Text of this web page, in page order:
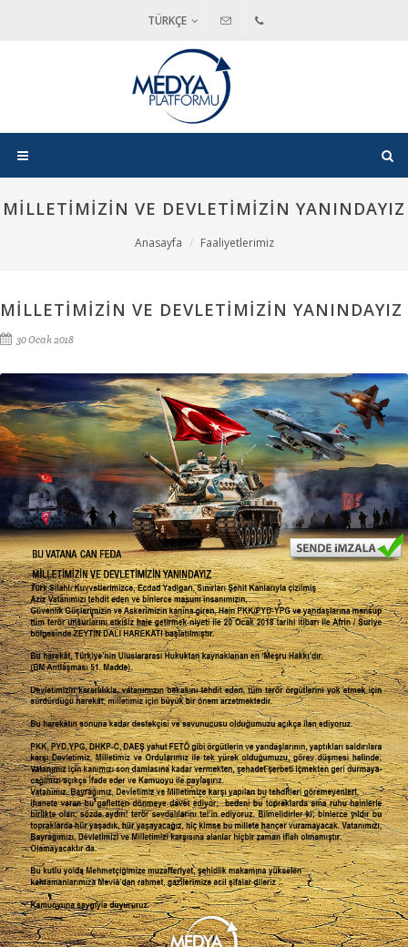
TÜRKÇE
MILLETIMIZIN VE DEVLETIMIZIN YANINDAYIZ
Anasayfa Faaliyetlerimiz
MILLETIMIZIN VE DEVLETIMIZIN YANINDAYIZ
30 Ocak 2018